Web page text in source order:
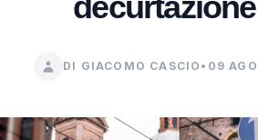
DI GIACOMO CASCIO • 09